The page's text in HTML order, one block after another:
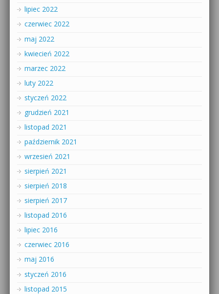
lipiec 2022
czerwiec 2022
maj 2022
kwiecień 2022
marzec 2022
luty 2022
styczeń 2022
grudzień 2021
listopad 2021
październik 2021
wrzesień 2021
sierpień 2021
sierpień 2018
sierpień 2017
listopad 2016
lipiec 2016
czerwiec 2016
maj 2016
styczeń 2016
listopad 2015